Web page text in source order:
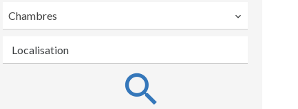
Chambres
Localisation